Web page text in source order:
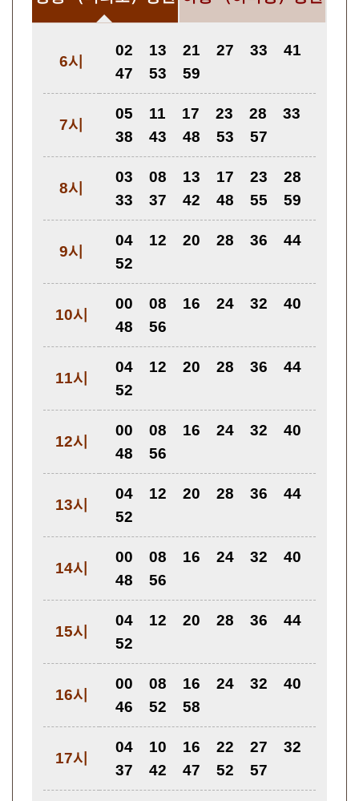
6시
02 13 21 27 33
41
47
53 59
7시
05 11 17 23 28
33
38
43 48 53 57
8시
03 08 13 17 23
28
33
37 42 48 55 59
9시
04 12 20 28 36
44
52
10시
00 08 16 24 32
40
48
56
11시
04 12 20 28 36
44
52
12시
00 08 16 24 32
40
48
56
13시
04 12 20 28 36
44
52
14시
00 08 16 24 32
40
48
56
15시
04 12 20 28 36
44
52
16시
00 08 16 24 32
40
46
52 58
17시
04 10 16 22 27
32
37
42 47 52 57